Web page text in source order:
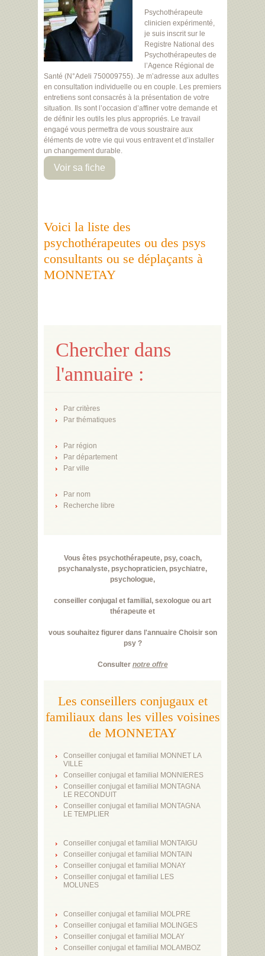
Psychothérapeute
clinicien expérimenté,
je suis inscrit sur le
Registre National des
Psychothérapeutes de
l’Agence Régional de
Santé (N°Adeli 750009755). Je m’adresse aux adultes
en consultation individuelle ou en couple. Les premiers
entretiens sont consacrés à la présentation de votre
situation. Ils sont l’occasion d’affiner votre demande et
de définir les outils les plus appropriés. Le travail
engagé vous permettra de vous soustraire aux
éléments de votre vie qui vous entravent et d’installer
un changement durable.
Voir sa fiche
Voici la liste des
psychothérapeutes ou des psys
consultants ou se déplaçants à
MONNETAY
Chercher dans
l'annuaire :
Par critères
Par thématiques
Par région
Par département
Par ville
Par nom
Recherche libre
Vous êtes psychothérapeute, psy, coach,
psychanalyste, psychopraticien, psychiatre,
psychologue,
conseiller conjugal et familial, sexologue ou art
thérapeute et
vous souhaitez figurer dans l'annuaire Choisir son
psy ?
Consulter notre offre
Les conseillers conjugaux et
familiaux dans les villes voisines
de MONNETAY
Conseiller conjugal et familial MONNET LA
VILLE
Conseiller conjugal et familial MONNIERES
Conseiller conjugal et familial MONTAGNA
LE RECONDUIT
Conseiller conjugal et familial MONTAGNA
LE TEMPLIER
Conseiller conjugal et familial MONTAIGU
Conseiller conjugal et familial MONTAIN
Conseiller conjugal et familial MONAY
Conseiller conjugal et familial LES
MOLUNES
Conseiller conjugal et familial MOLPRE
Conseiller conjugal et familial MOLINGES
Conseiller conjugal et familial MOLAY
Conseiller conjugal et familial MOLAMBOZ